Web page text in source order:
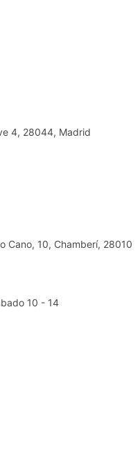
4, 28044, Madrid
Cano, 10, Chamberí, 28010
10 - 14